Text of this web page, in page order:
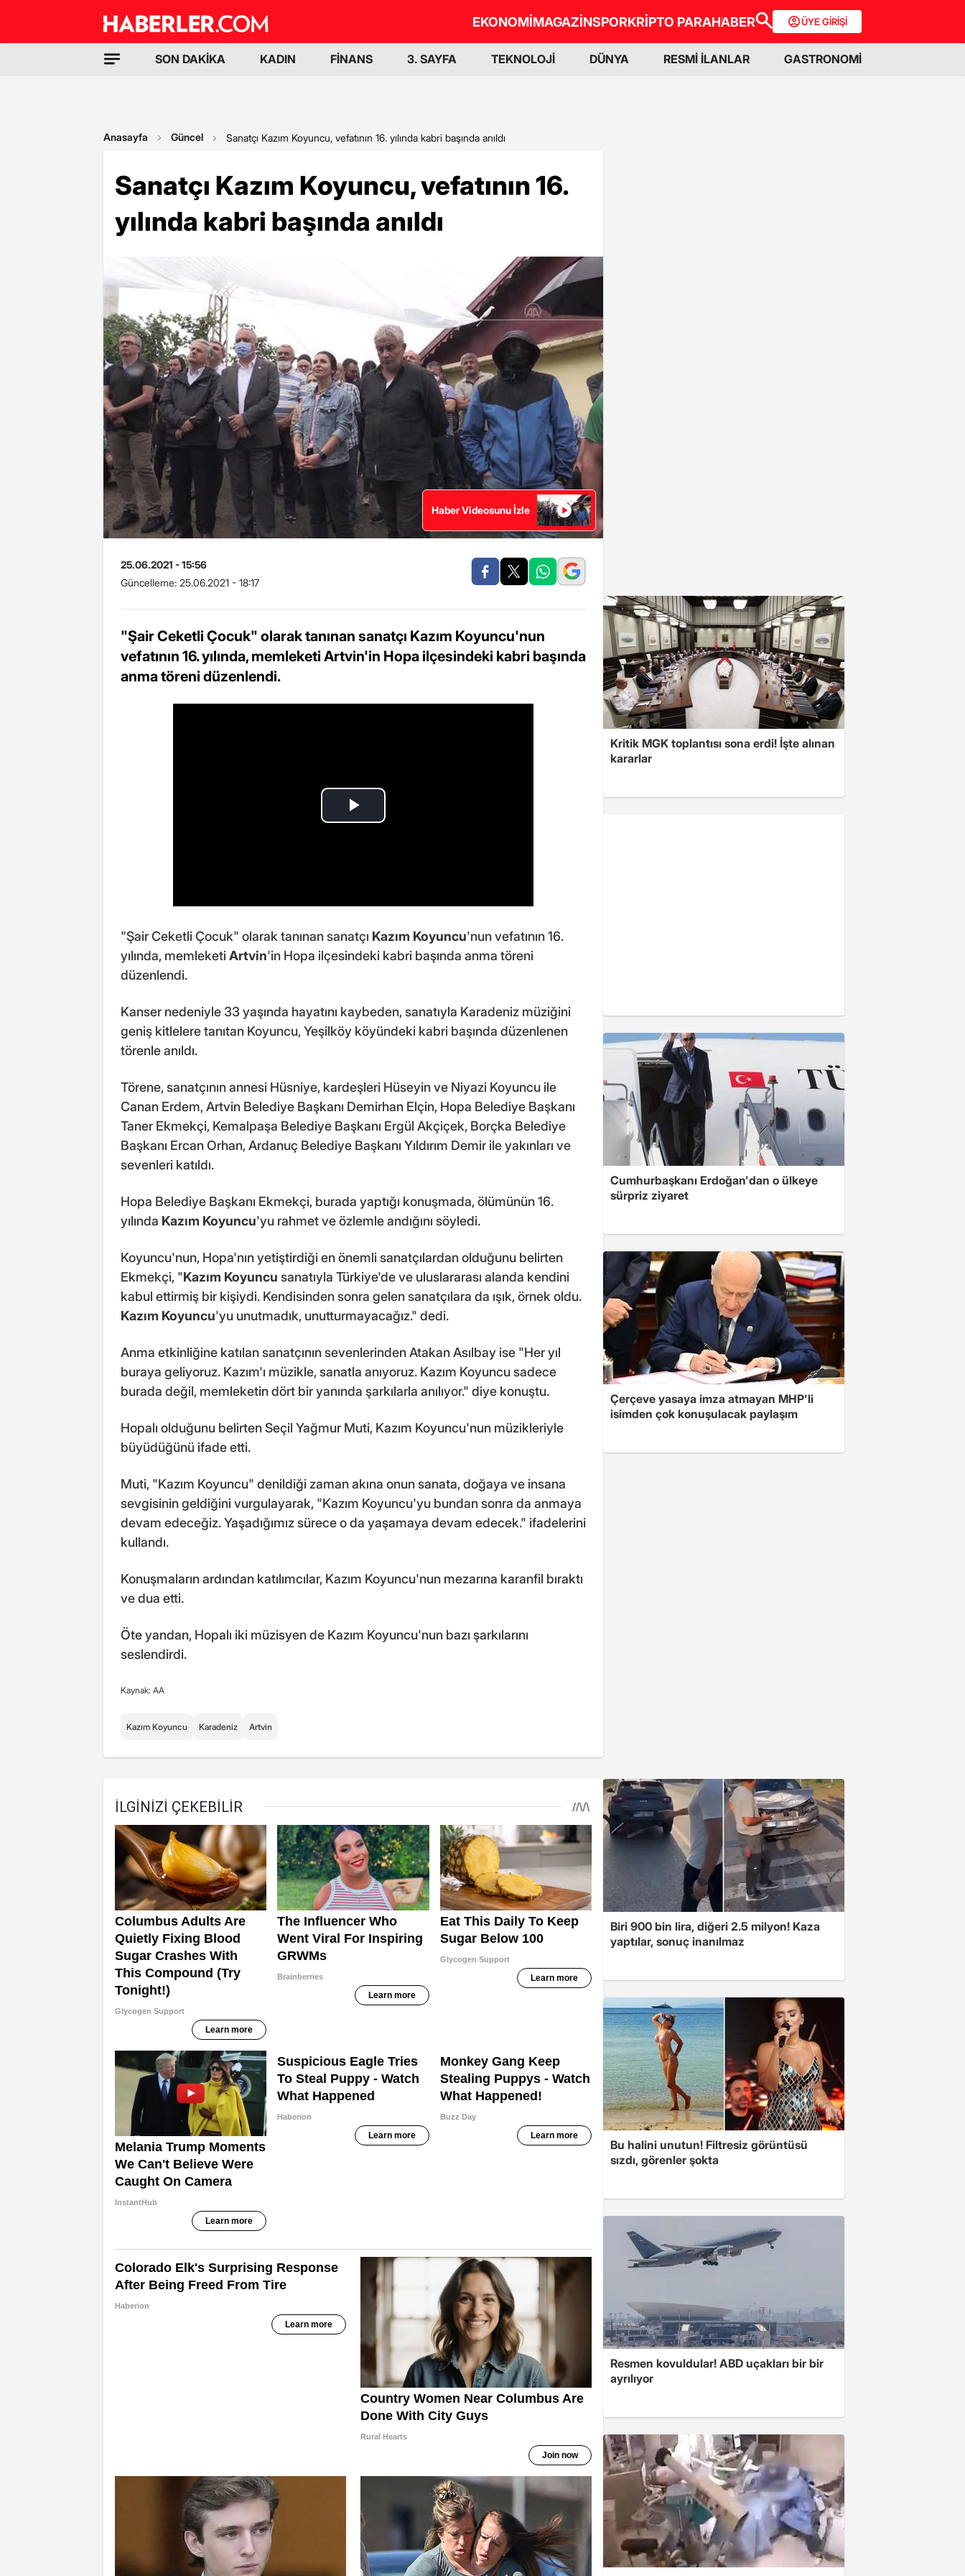
EKONOMİMAGAZİNSPORKRİPTO PARAHABER ÜYE GİRİŞİ
SON DAKİKA KADIN FİNANS 3. SAYFA TEKNOLOJİ DÜNYA RESMİ İLANLAR GASTRONOMİ
Anasayfa Güncel Sanatçı Kazım Koyuncu, vefatının 16. yılında kabri başında anıldı
Sanatçı Kazım Koyuncu, vefatının 16.
yılında kabri başında anıldı
Haber Videosunu İzle
25.06.2021 - 15:56
Güncelleme: 25.06.2021 - 18:17
"Şair Ceketli Çocuk" olarak tanınan sanatçı Kazım Koyuncu'nun
vefatının 16. yılında, memleketi Artvin'in Hopa ilçesindeki kabri başında
anma töreni düzenlendi.
"Şair Ceketli Çocuk" olarak tanınan sanatçı Kazım Koyuncu'nun vefatının 16.
yılında, memleketiArtvin'in Hopa ilçesindeki kabri başında anma töreni
düzenlendi.
Kanser nedeniyle 33 yaşında hayatını kaybeden, sanatıyla Karadeniz müziğini
geniş kitlelere tanıtan Koyuncu, Yeşilköy köyündeki kabri başında düzenlenen
törenle anıldı.
Törene, sanatçının annesi Hüsniye, kardeşleri Hüseyin ve Niyazi Koyuncu ile
Canan Erdem, Artvin Belediye Başkanı Demirhan Elçin, Hopa Belediye Başkanı
Taner Ekmekçi, Kemalpaşa Belediye Başkanı Ergül Akçiçek, Borçka Belediye
Başkanı Ercan Orhan, Ardanuç Belediye Başkanı Yıldırım Demir ile yakınları ve
sevenleri katıldı.
Hopa Belediye Başkanı Ekmekçi, burada yaptığı konuşmada, ölümünün 16.
yılında Kazım Koyuncu'yu rahmet ve özlemle andığını söyledi.
Koyuncu'nun, Hopa'nın yetiştirdiği en önemli sanatçılardan olduğunu belirten
Ekmekçi, "Kazım Koyuncu sanatıyla Türkiye'de ve uluslararası alanda kendini
kabul ettirmiş bir kişiydi. Kendisinden sonra gelen sanatçılara da ışık, örnek oldu.
Kazım Koyuncu'yu unutmadık, unutturmayacağız." dedi.
Anma etkinliğine katılan sanatçının sevenlerinden Atakan Asılbay ise "Her yıl
buraya geliyoruz. Kazım'ı müzikle, sanatla anıyoruz. Kazım Koyuncu sadece
burada değil, memleketin dört bir yanında şarkılarla anılıyor." diye konuştu.
Hopalı olduğunu belirten Seçil Yağmur Muti, Kazım Koyuncu'nun müzikleriyle
büyüdüğünü ifade etti.
Muti, "Kazım Koyuncu" denildiği zaman akına onun sanata, doğaya ve insana
sevgisinin geldiğini vurgulayarak, "Kazım Koyuncu'yu bundan sonra da anmaya
devam edeceğiz. Yaşadığımız sürece o da yaşamaya devam edecek." ifadelerini
kullandı.
Konuşmaların ardından katılımcılar, Kazım Koyuncu'nun mezarına karanfil bıraktı
ve dua etti.
Öte yandan, Hopalı iki müzisyen de Kazım Koyuncu'nun bazı şarkılarını
seslendirdi.
Kaynak: AA
Kazım Koyuncu Karadeniz Artvin
Kritik MGK toplantısı sona erdi! İşte alınan
kararlar
Cumhurbaşkanı Erdoğan'dan o ülkeye
sürpriz ziyaret
Çerçeve yasaya imza atmayan MHP'li
isimden çok konuşulacak paylaşım
Biri 900 bin lira, diğeri 2.5 milyon! Kaza
yaptılar, sonuç inanılmaz
Bu halini unutun! Filtresiz görüntüsü
sızdı, görenler şokta
Resmen kovuldular! ABD uçakları bir bir
ayrılıyor